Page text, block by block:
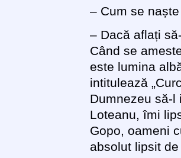
– Cum se
– Dacă aflați
Când se
este lumina
intitulează
Dumnezeu să-l
Loteanu, îmi
Gopo, oameni
absolut lipsit